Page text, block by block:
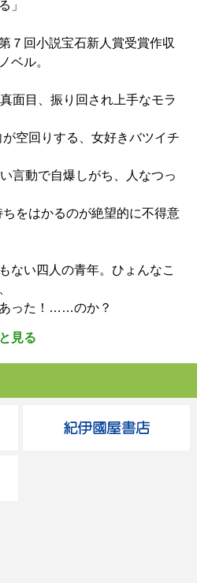
」
７回小説宝石新人賞受賞作収
ベル。
面目、振り回され上手なモラ
空回りする、女好きバツイチ
言動で自爆しがち、人なつっ
をはかるのが絶望的に不得意
ない四人の青年。ひょんなこ
った！……のか？
見る